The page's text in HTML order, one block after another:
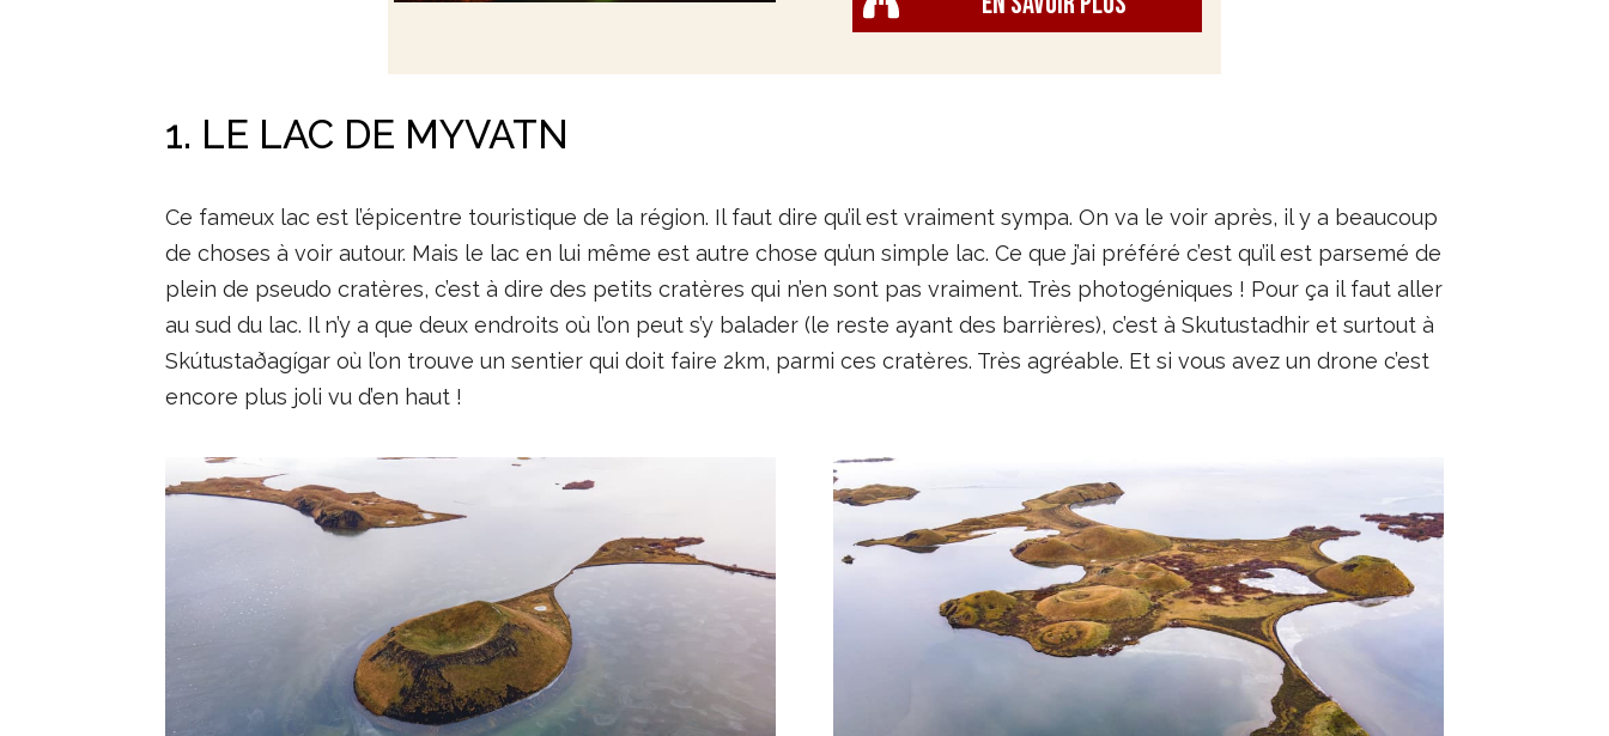
1. LE LAC DE MYVATN
Ce fameux lac est l’épicentre touristique de la région. Il faut dire qu’il est vraiment sympa. On va le voir après, il y a beaucoup
de choses à voir autour. Mais le lac en lui même est autre chose qu’un simple lac. Ce que j’ai préféré c’est qu’il est parsemé de
plein de pseudo cratères, c’est à dire des petits cratères qui n’en sont pas vraiment. Très photogéniques ! Pour ça il faut aller
au sud du lac. Il n’y a que deux endroits où l’on peut s’y balader (le reste ayant des barrières), c’est à Skutustadhir et surtout à
Skútustaðagígar où l’on trouve un sentier qui doit faire 2km, parmi ces cratères. Très agréable. Et si vous avez un drone c’est
encore plus joli vu d’en haut !